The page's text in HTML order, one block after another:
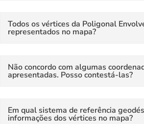
Todos os vértices da Poligonal
representados no mapa?
Não concordo com algumas
apresentadas. Posso contestá-las?
Em qual sistema de referência
informações dos vértices no mapa?